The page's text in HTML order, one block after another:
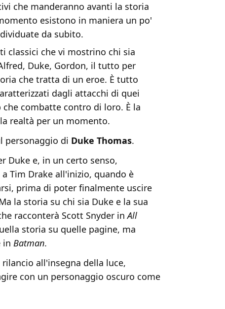
che manderanno avanti la storia
esistono in maniera un po'
da subito.
classici che vi mostrino chi sia
Duke, Gordon, il tutto per
che tratta di un eroe. È tutto
dagli attacchi di quei
combatte contro di loro. È la
realtà per un momento.
personaggio di Duke Thomas.
Duke e, in un certo senso,
Tim Drake all'inizio, quando è
prima di poter finalmente uscire
la storia su chi sia Duke e la sua
racconterà Scott Snyder inAll
storia su quelle pagine, ma
in Batman.
all'insegna della luce,
con un personaggio oscuro come